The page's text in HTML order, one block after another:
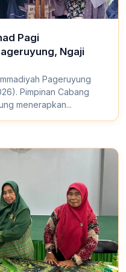
Pagi
Ngaji
Pageruyung
Pimpinan Cabang
menerapkan...